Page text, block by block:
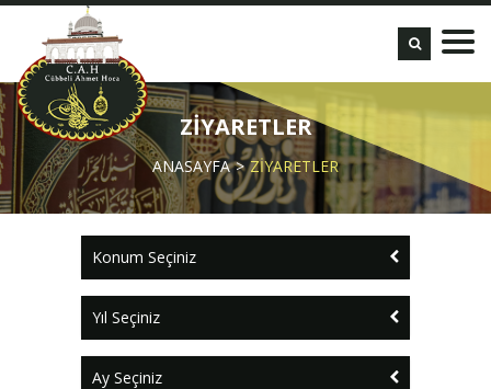
ZİYARETLER
ANASAYFA ZİYARETLER
Konum Seçiniz
Yıl Seçiniz
Ay Seçiniz